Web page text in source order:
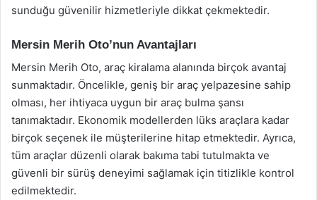
sunduğu güvenilir hizmetleriyle dikkat çekmektedir.
Mersin Merih Oto’nun Avantajları
Mersin Merih Oto, araç kiralama alanında birçok avantaj
sunmaktadır. Öncelikle, geniş bir araç yelpazesine sahip
olması, her ihtiyaca uygun bir araç bulma şansı
tanımaktadır. Ekonomik modellerden lüks araçlara kadar
birçok seçenek ile müşterilerine hitap etmektedir. Ayrıca,
tüm araçlar düzenli olarak bakıma tabi tutulmakta ve
güvenli bir sürüş deneyimi sağlamak için titizlikle kontrol
edilmektedir.